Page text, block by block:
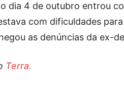
dia 4 de outubro entrou
com dificuldades
as denúncias da ex-
Terra.